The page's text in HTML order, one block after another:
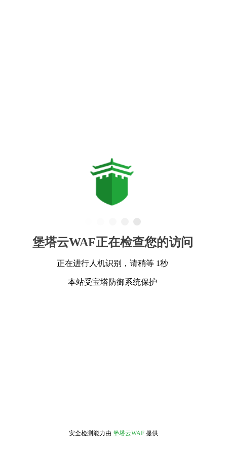
堡塔云WAF正在检查您的访问
正在进行人机识别，请稍等 1秒
本站受宝塔防御系统保护
安全检测能力由 堡塔云WAF 提供